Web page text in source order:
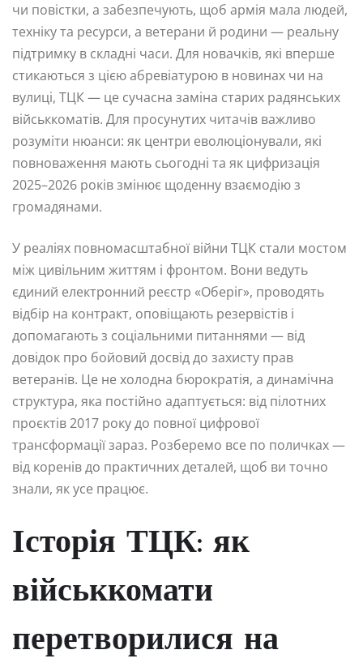
чи повістки, а забезпечують, щоб армія мала людей,
техніку та ресурси, а ветерани й родини — реальну
підтримку в складні часи. Для новачків, які вперше
стикаються з цією абревіатурою в новинах чи на
вулиці, ТЦК — це сучасна заміна старих радянських
військкоматів. Для просунутих читачів важливо
розуміти нюанси: як центри еволюціонували, які
повноваження мають сьогодні та як цифризація
2025–2026 років змінює щоденну взаємодію з
громадянами.
У реаліях повномасштабної війни ТЦК стали мостом
між цивільним життям і фронтом. Вони ведуть
єдиний електронний реєстр «Оберіг», проводять
відбір на контракт, оповіщають резервістів і
допомагають з соціальними питаннями — від
довідок про бойовий досвід до захисту прав
ветеранів. Це не холодна бюрократія, а динамічна
структура, яка постійно адаптується: від пілотних
проєктів 2017 року до повної цифрової
трансформації зараз. Розберемо все по поличках —
від коренів до практичних деталей, щоб ви точно
знали, як усе працює.
Історія ТЦК: як
військкомати
перетворилися на